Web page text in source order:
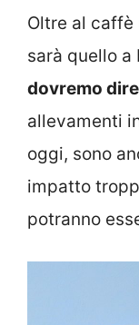
Oltre al
sarà quello
dovremo
allevamenti
oggi, sono
impatto
potranno